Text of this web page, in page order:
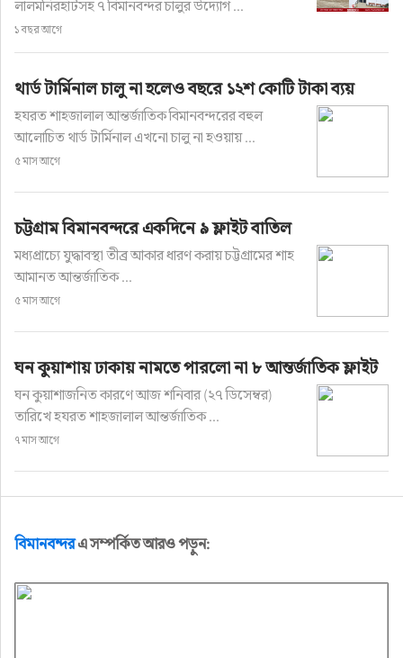
লালমনিরহাটসহ ৭ বিমানবন্দর চালুর উদ্যোগ ...
১ বছর আগে
থার্ড টার্মিনাল চালু না হলেও বছরে ১২শ কোটি টাকা ব্যয়
হযরত শাহজালাল আন্তর্জাতিক বিমানবন্দরের বহুল
আলোচিত থার্ড টার্মিনাল এখনো চালু না হওয়ায় ...
৫ মাস আগে
চট্টগ্রাম বিমানবন্দরে একদিনে ৯ ফ্লাইট বাতিল
মধ্যপ্রাচ্যে যুদ্ধাবস্থা তীব্র আকার ধারণ করায় চট্টগ্রামের শাহ
আমানত আন্তর্জাতিক ...
৫ মাস আগে
ঘন কুয়াশায় ঢাকায় নামতে পারলো না ৮ আন্তর্জাতিক ফ্লাইট
ঘন কুয়াশাজনিত কারণে আজ শনিবার (২৭ ডিসেম্বর)
তারিখে হযরত শাহজালাল আন্তর্জাতিক ...
৭ মাস আগে
বিমানবন্দরএ সম্পর্কিত আরও পড়ুন: